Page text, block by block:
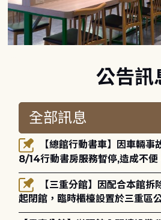
公告訊
8/14行動書房服務暫停,造成不便
起閉館，臨時櫃檯設置於三重區
造成不便，敬請見諒。